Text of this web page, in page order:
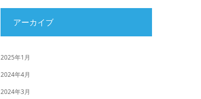
アーカイブ
2025年1月
2024年4月
2024年3月